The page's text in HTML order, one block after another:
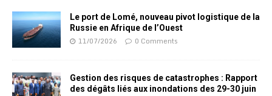
Le port de Lomé, nouveau pivot logistique de la
Russie en Afrique de l’Ouest
11/07/2026 0 Comments
Gestion des risques de catastrophes : Rapport
des dégâts liés aux inondations des 29-30 juin